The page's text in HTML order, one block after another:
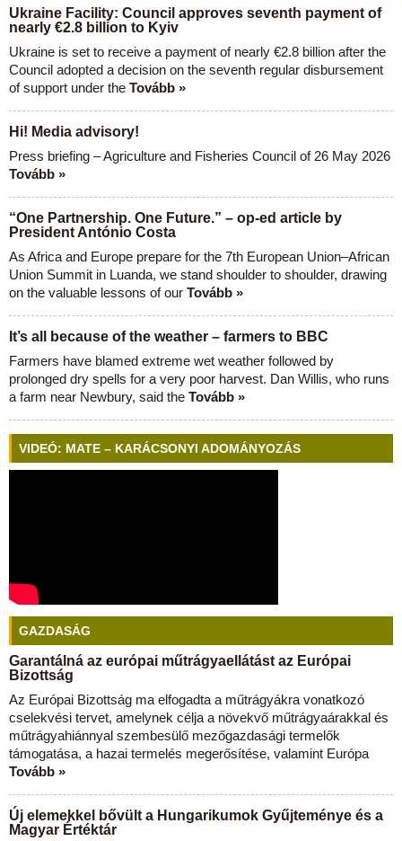
Ukraine Facility: Council approves seventh payment of
nearly €2.8 billion to Kyiv
Ukraine is set to receive a payment of nearly €2.8 billion after the
Council adopted a decision on the seventh regular disbursement
of support under the Tovább »
Hi! Media advisory!
Press briefing – Agriculture and Fisheries Council of 26 May 2026
Tovább »
“One Partnership. One Future.” – op-ed article by
President António Costa
As Africa and Europe prepare for the 7th European Union–African
Union Summit in Luanda, we stand shoulder to shoulder, drawing
on the valuable lessons of our Tovább »
It’s all because of the weather – farmers to BBC
Farmers have blamed extreme wet weather followed by
prolonged dry spells for a very poor harvest. Dan Willis, who runs
a farm near Newbury, said the Tovább »
VIDEÓ: MATE – KARÁCSONYI ADOMÁNYOZÁS
GAZDASÁG
Garantálná az európai műtrágyaellátást az Európai
Bizottság
Az Európai Bizottság ma elfogadta a műtrágyákra vonatkozó
cselekvési tervet, amelynek célja a növekvő műtrágyaárakkal és
műtrágyahiánnyal szembesülő mezőgazdasági termelők
támogatása, a hazai termelés megerősítése, valamint Európa
Tovább »
Új elemekkel bővült a Hungarikumok Gyűjteménye és a
Magyar Értéktár